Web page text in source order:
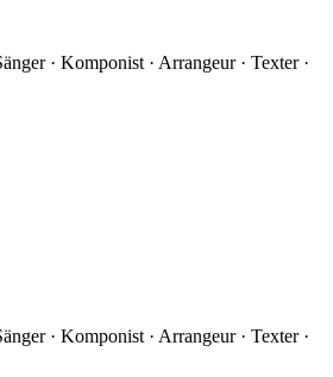
· Komponist · Arrangeur · Texter ·
· Komponist · Arrangeur · Texter ·